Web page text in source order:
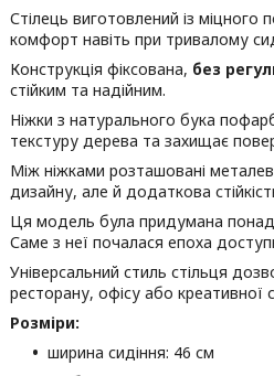
Стілець виготовлений із
комфорт навіть при тривалому
Конструкція фіксована, без
стійким та надійним.
Ніжки з натурального бука
текстуру дерева та захищає
Між ніжками розташовані
дизайну, але й додаткова
Ця модель була придумана понад
Саме з неї почалася епоха
Універсальний стиль стільця
ресторану, офісу або креативної
Розміри:
ширина сидіння: 46 см